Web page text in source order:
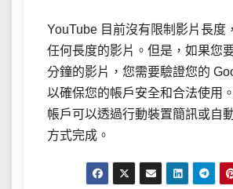
YouTube 目前沒有限制影片長度
任何長度的影片。但是，如果您
分鐘的影片，您需要驗證您的
以確保您的帳戶安全和合法使用
帳戶可以透過行動裝置簡訊或自
方式完成。